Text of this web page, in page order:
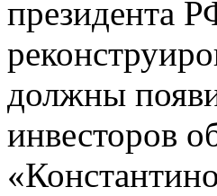
президента
должны
инвесторов